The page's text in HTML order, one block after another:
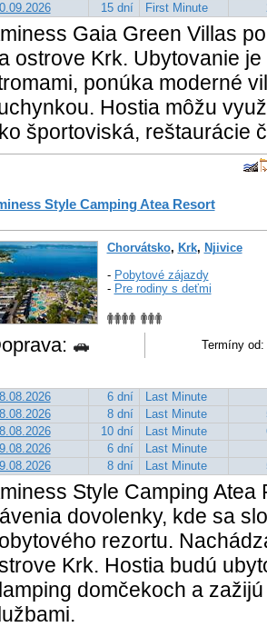
15 dní First Minute
Gaia Green Villas
ostrove Krk. Ubytovanie
ponúka moderné
Hostia môžu
športoviská, reštaurácie
Style Camping Atea Resort
Chorvátsko, Krk, Njivice
- Pobytové zájazdy
- Pre rodiny s deťmi
Termíny
6 dní
Last Minute
8 dní Last Minute
10 dní Last Minute
6 dní
Last Minute
8 dní Last Minute
Style Camping
dovolenky, kde sa
rezortu.
Krk. Hostia budú
domčekoch a